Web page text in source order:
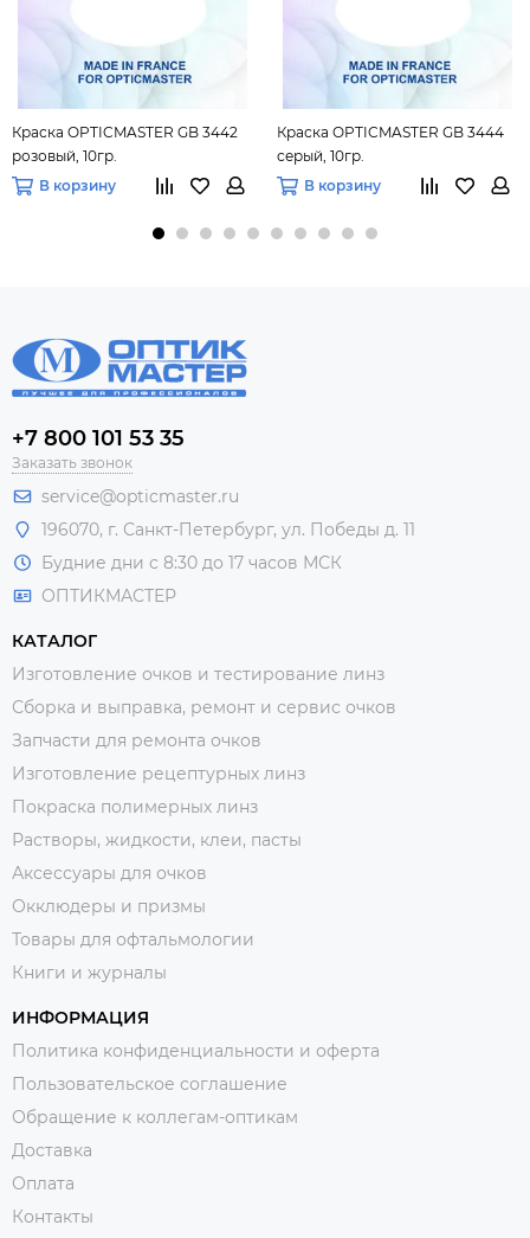
Краска OPTICMASTER GB 3442
розовый, 10гр.
В корзину
Краска OPTICMASTER GB 3444
серый, 10гр.
В корзину
+7 800 101 53 35
Заказать звонок
service@opticmaster.ru
196070, г. Санкт-Петербург, ул. Победы д. 11
Будние дни с 8:30 до 17 часов МСК
ОПТИКМАСТЕР
КАТАЛОГ
Изготовление очков и тестирование линз
Сборка и выправка, ремонт и сервис очков
Запчасти для ремонта очков
Изготовление рецептурных линз
Покраска полимерных линз
Растворы, жидкости, клеи, пасты
Аксессуары для очков
Окклюдеры и призмы
Товары для офтальмологии
Книги и журналы
ИНФОРМАЦИЯ
Политика конфиденциальности и оферта
Пользовательское соглашение
Обращение к коллегам-оптикам
Доставка
Оплата
Контакты